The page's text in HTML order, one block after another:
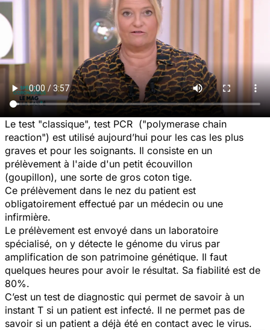
Le test "classique", test PCR ("polymerase chain
reaction") est utilisé aujourd’hui pour les cas les plus
graves et pour les soignants. Il consiste en un
prélèvement à l'aide d'un petit écouvillon
(goupillon), une sorte de gros coton tige.
Ce prélèvement dans le nez du patient est
obligatoirement effectué par un médecin ou une
infirmière.
Le prélèvement est envoyé dans un laboratoire
spécialisé, on y détecte le génome du virus par
amplification de son patrimoine génétique. Il faut
quelques heures pour avoir le résultat. Sa fiabilité est de
80%.
C’est un test de diagnostic qui permet de savoir à un
instant T si un patient est infecté. Il ne permet pas de
savoir si un patient a déjà été en contact avec le virus.